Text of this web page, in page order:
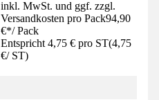
inkl. MwSt. und ggf. zzgl.
Versandkosten pro Pack94,90
€*/ Pack
Entspricht 4,75 € pro ST(4,75
€/ ST)